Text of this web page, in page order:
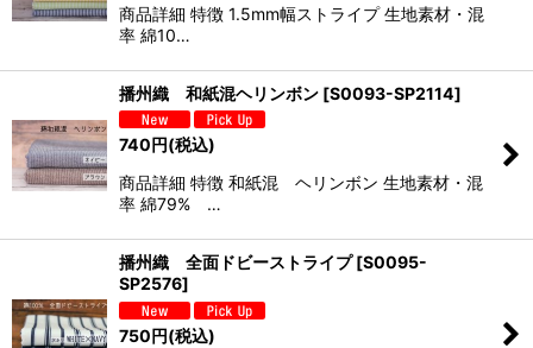
商品詳細 特徴 1.5mm幅ストライプ 生地素材・混
率 綿10…
播州織 和紙混ヘリンボン [S0093-SP2114]
740円(税込)
商品詳細 特徴 和紙混 ヘリンボン 生地素材・混
率 綿79% …
播州織 全面ドビーストライプ [S0095-
SP2576]
750円(税込)